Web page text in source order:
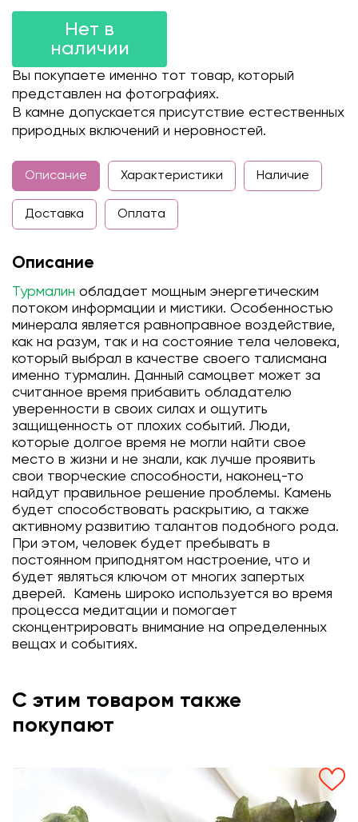
Нет в
наличии
Вы покупаете именно тот товар, который
представлен на фотографиях.
В камне допускается присутствие естественных
природных включений и неровностей.
Описание Характеристики Наличие
Доставка Оплата
Описание
Турмалин обладает мощным энергетическим
потоком информации и мистики. Особенностью
минерала является равноправное воздействие,
как на разум, так и на состояние тела человека,
который выбрал в качестве своего талисмана
именно турмалин. Данный самоцвет может за
считанное время прибавить обладателю
уверенности в своих силах и ощутить
защищенность от плохих событий. Люди,
которые долгое время не могли найти свое
место в жизни и не знали, как лучше проявить
свои творческие способности, наконец-то
найдут правильное решение проблемы. Камень
будет способствовать раскрытию, а также
активному развитию талантов подобного рода.
При этом, человек будет пребывать в
постоянном приподнятом настроение, что и
будет являться ключом от многих запертых
дверей. Камень широко используется во время
процесса медитации и помогает
сконцентрировать внимание на определенных
вещах и событиях.
С этим товаром также
покупают